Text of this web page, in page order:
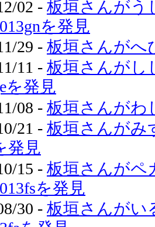
02 - 板垣さんがう
を発見
29 - 板垣さんがへ
11 - 板垣さんがし
を発見
08 - 板垣さんがわ
21 - 板垣さんがみ
発見
15 - 板垣さんがペ
を発見
30 - 板垣さんがい